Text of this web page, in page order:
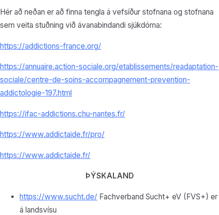
Hér að neðan er að finna tengla á vefsíður stofnana og stofnana
sem veita stuðning við ávanabindandi sjúkdóma:
https://addictions-france.org/
https://annuaire.action-sociale.org/etablissements/readaptation-
sociale/centre-de-soins-accompagnement-prevention-
addictologie-197.html
https://ifac-addictions.chu-nantes.fr/
https://www.addictaide.fr/pro/
https://www.addictaide.fr/
ÞÝSKALAND
https://www.sucht.de/ Fachverband Sucht+ eV (FVS+) er
á landsvísu